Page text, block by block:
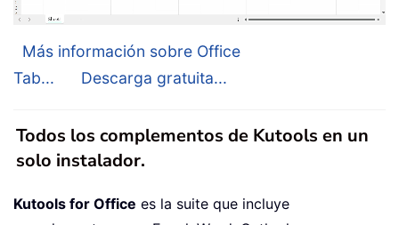
Más información sobre Office
Tab...
Descarga gratuita...
Todos los complementos de Kutools en un
solo instalador.
Kutools for Office es la suite que incluye